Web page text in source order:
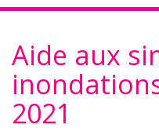
Aide aux
2021